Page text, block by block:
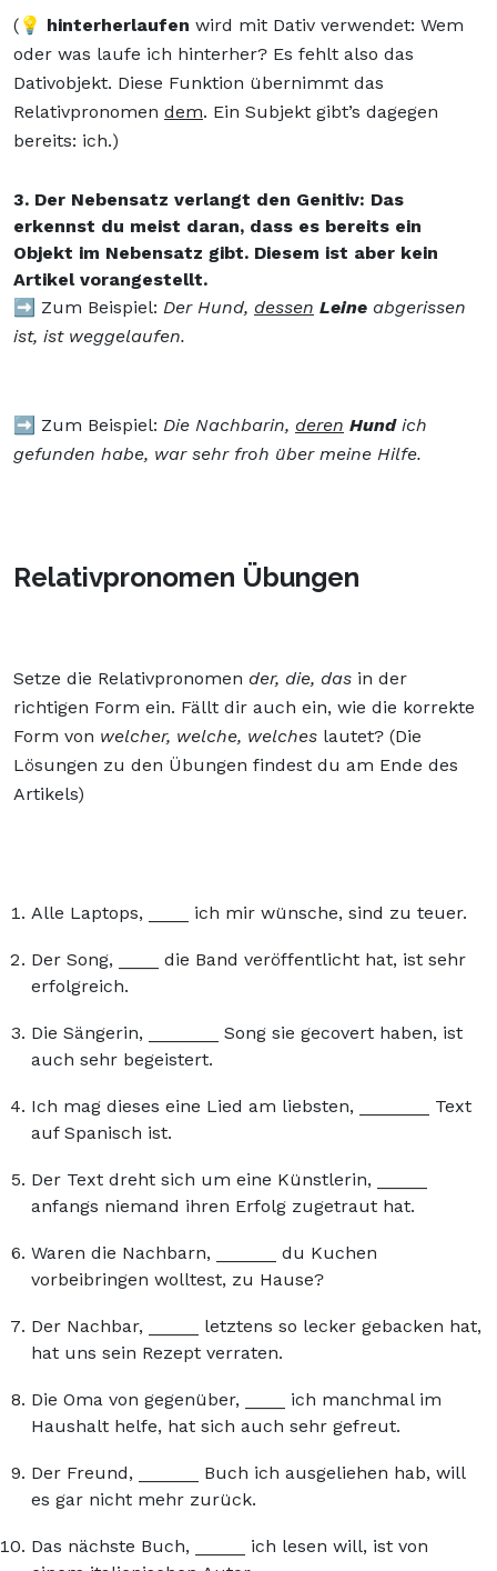
(💡 hinterherlaufen wird mit Dativ verwendet: Wem
oder was laufe ich hinterher? Es fehlt also das
Dativobjekt. Diese Funktion übernimmt das
Relativpronomen dem. Ein Subjekt gibt’s dagegen
bereits: ich.)
3. Der Nebensatz verlangt den Genitiv: Das
erkennst du meist daran, dass es bereits ein
Objekt im Nebensatz gibt. Diesem ist aber kein
Artikel vorangestellt.
➡️ Zum Beispiel: Der Hund, dessen Leine abgerissen
ist, ist weggelaufen.
➡️ Zum Beispiel: Die Nachbarin, deren Hund ich
gefunden habe, war sehr froh über meine Hilfe.
Relativpronomen Übungen
Setze die Relativpronomen der, die, das in der
richtigen Form ein. Fällt dir auch ein, wie die korrekte
Form von welcher, welche, welches lautet? (Die
Lösungen zu den Übungen findest du am Ende des
Artikels)
Alle Laptops, ____ ich mir wünsche, sind zu teuer.
Der Song, ____ die Band veröffentlicht hat, ist sehr
erfolgreich.
Die Sängerin, _______ Song sie gecovert haben, ist
auch sehr begeistert.
Ich mag dieses eine Lied am liebsten, _______ Text
auf Spanisch ist.
Der Text dreht sich um eine Künstlerin, _____
anfangs niemand ihren Erfolg zugetraut hat.
Waren die Nachbarn, ______ du Kuchen
vorbeibringen wolltest, zu Hause?
Der Nachbar, _____ letztens so lecker gebacken hat,
hat uns sein Rezept verraten.
Die Oma von gegenüber, ____ ich manchmal im
Haushalt helfe, hat sich auch sehr gefreut.
Der Freund, ______ Buch ich ausgeliehen hab, will
es gar nicht mehr zurück.
Das nächste Buch, _____ ich lesen will, ist von